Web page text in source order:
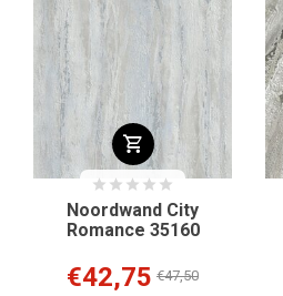
Noordwand City
Romance 35160
€42,75 €47,50